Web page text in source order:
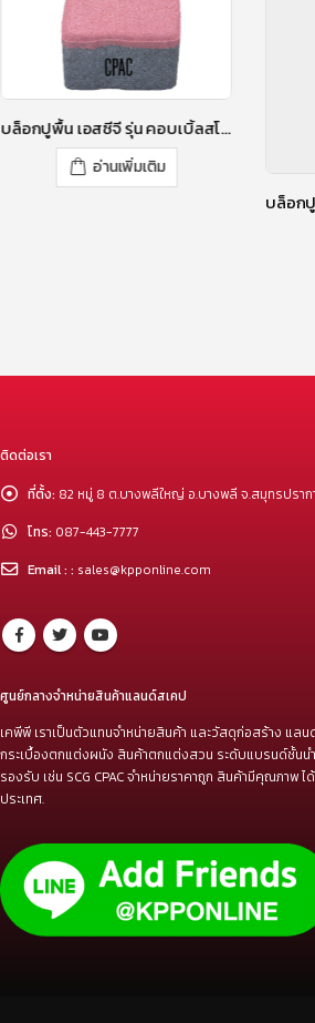
บล็อกปูพื้น เอสซีจี รุ่น คอบเบิ้ลสโตน RT-3 ขนาด 11.8 X 11.8 X 6 ซม. สีโรซี่ พิงค์
อ่านเพิ่มเติม
087-443-7777
เคพีพี เราเป็นตัวแทนจำหน่ายสินค้า และวัสดุก่อสร้าง แล
กระเบื้องตกแต่งผนัง สินค้าตกแต่งสวน ระดับแบรนด์ชั้นน
รองรับ เช่น SCG CPAC จำหน่ายราคาถูก สินค้ามีคุณภาพ
ประเทศ.